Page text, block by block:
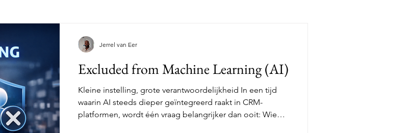
Excluded from Machine Learning (AI)
Kleine instelling, grote verantwoordelijkheid In een tijd
waarin AI steeds dieper geïntegreerd raakt in CRM-
platformen, wordt één vraag belangrijker dan ooit: Wie
Jerrel van Eer